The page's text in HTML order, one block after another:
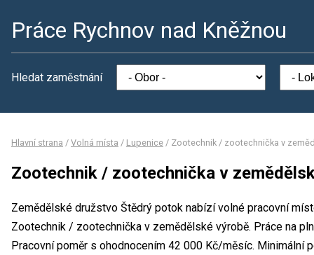
Práce Rychnov nad Kněžnou
Hledat zaměstnání
Hlavní strana / Volná místa / Lupenice / Zootechnik / zootechnička v
Zootechnik / zootechnička v
Zemědělské družstvo Štědrý potok nabízí volné pracovní
Zootechnik / zootechnička v zemědělské výrobě. Práce na
Pracovní poměr s ohodnocením 42 000 Kč/měsíc. Minimální